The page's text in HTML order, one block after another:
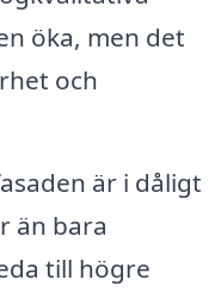
öka, men det
och
är i dåligt
än bara
till högre